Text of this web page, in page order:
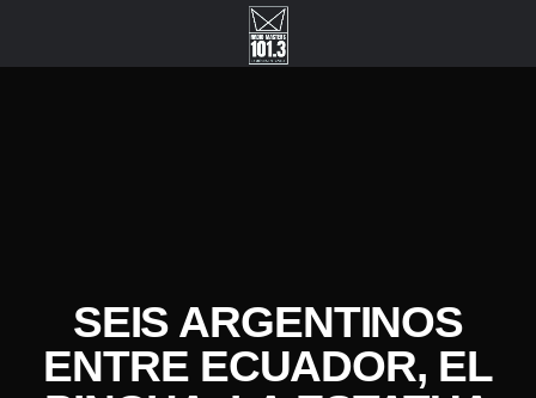
SEIS ARGENTINOS
ENTRE ECUADOR, EL